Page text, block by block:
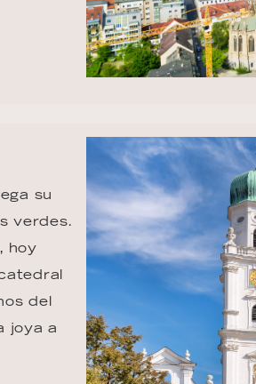
su
verdes.
hoy
del
joya a